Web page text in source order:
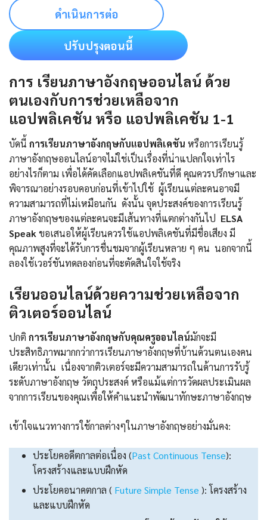
ดำเนินการต่อ
ปรับปรุงตอนนี้
การ เรียนภาษาอังกฤษออนไลน์ ด้วย
ตนเองกับการช่วยเหลือจาก
แอปพลิเคชัน หรือ แอปพลิเคชัน 1-1
บัดนี้ การเรียนภาษาอังกฤษกับแอปพลิเคชัน หรือการเรียนรู้
ภาษาอังกฤษออนไลน์อาจไม่ใช่เป็นเรื่องที่น่าแปลกใจเท่าไร
อย่างไรก็ตาม เพื่อได้คัดเลือกแอปพลิเคชันที่ดี คุณควรปรึกษาและ
พิจารณาอย่างรอบคอบก่อนที่เข้าไปใช้ ผู้เรียนแต่ละคนอาจมี
ความสามารถที่ไม่เหมือนกัน ดังนั้น จุดประสงค์ของการเรียนรู้
ภาษาอังกฤษของแต่ละคนจะมีเส้นทางที่แตกต่างกันไป ELSA
Speak ขอเสนอให้ผู้เรียนควรใช้แอปพลิเคชันที่มีชื่อเสียง มี
คุณภาพสูงที่จะได้รับการชื่นชมจากผู้เรียนหลาย ๆ คน นอกจากนี้
ลองใช้เวอร์ชันทดลองก่อนที่จะตัดสินใจใช้จริง
เรียนออนไลน์ด้วยความช่วยเหลือจาก
ติวเตอร์ออนไลน์
ปกติการเรียนภาษาอังกฤษกับคุณครูออนไลน์มักจะมี
ประสิทธิภาพมากกว่าการเรียนภาษาอังกฤษที่บ้านด้วนตนเองคน
เดียวเท่านั้น เนื่องจากติวเตอร์จะมีความสามารถในด้านการรับรู้
ระดับภาษาอังกฤษ วัตถุประสงค์ หรือแม้แต่การวัดผลประเมินผล
จากการเรียนของคุณเพื่อให้คำแนะนำพัฒนาทักษะภาษาอังกฤษ
เข้าใจแนวทางการใช้กาลต่างๆในภาษาอังกฤษอย่างมั่นคง:
ประโยคอดีตกาลต่อเนื่อง (Past Continuous Tense):
โครงสร้างและแบบฝึกหัด
ประโยคอนาคตกาล ( Future Simple Tense ): โครงสร้าง
และแบบฝึกหัด